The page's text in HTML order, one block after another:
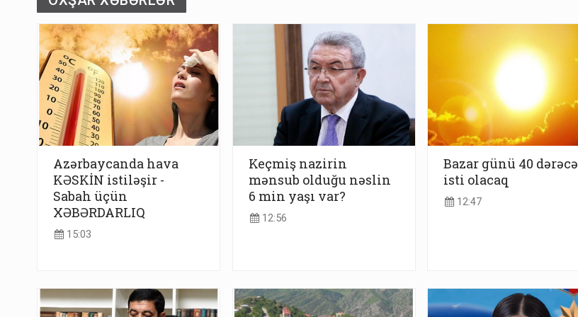
Azərbaycanda hava
KƏSKİN istiləşir -
Sabah üçün
XƏBƏRDARLIQ
15:03
Keçmiş nazirin
mənsub olduğu nəslin
6 min yaşı var?
12:56
Bazar günü 40 dərəcə
isti olacaq
12:47